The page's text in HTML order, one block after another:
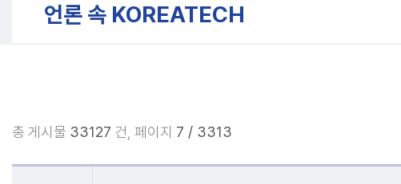
언론 속 KOREATECH
총 게시물 33127 건, 페이지 7 / 3313